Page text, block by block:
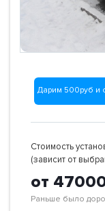
Дарим 500руб и
Стоимость
(зависит от
от
Раньше было